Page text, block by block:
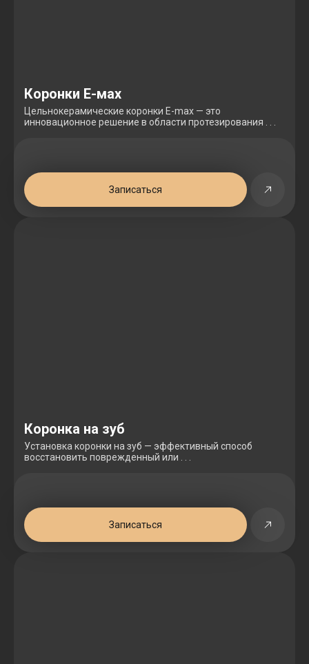
Коронки Е-мах
Цельнокерамические коронки E-max — это
инновационное решение в области протезирования . . .
Записаться
Коронка на зуб
Установка коронки на зуб — эффективный способ
восстановить поврежденный или . . .
Записаться